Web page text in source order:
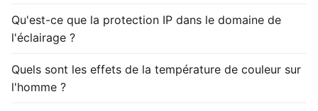
Qu'est-ce que la protection IP dans le domaine de
l'éclairage ?
Quels sont les effets de la température de couleur sur
l'homme ?